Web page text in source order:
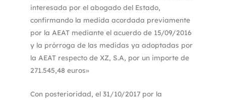
interesada por el abogado del Estado,
confirmando la medida acordada previamente
por la AEAT mediante el acuerdo de 15/09/2016
y la prórroga de las medidas ya adoptadas por
la AEAT respecto de XZ, S.A, por un importe de
271.545,48 euros»
Con posterioridad, el 31/10/2017 por la